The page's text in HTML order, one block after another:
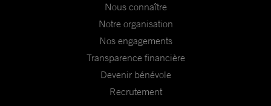
Nous connaître
Notre organisation
Nos engagements
Transparence financière
Devenir bénévole
Recrutement